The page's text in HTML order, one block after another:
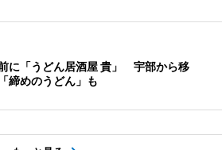
に「うどん居酒屋 貴」 宇部から移
締めのうどん」も